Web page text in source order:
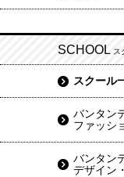
SCHOOL ス
スクール
バンタン
ファッシ
バンタン
デザイン